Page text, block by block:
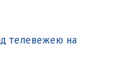
телевежею на